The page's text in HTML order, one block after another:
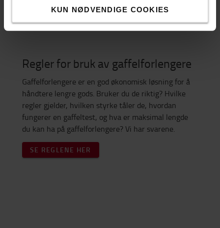
KUN NØDVENDIGE COOKIES
Regler for bruk av gaffelforlengere
Gaffelforlengere er en god økonomisk løsning for å
håndtere lengre gods. Bruker du de riktig? Hvilke
regler gjelder, hvilken styrke tåler de, hvordan
fungerer en gaffeltest, og hva er maksimal lengde
du kan ha på gaffelforlengere? Vi har svarene.
SE REGLENE HER